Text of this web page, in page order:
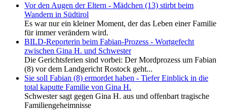
Vor den Augen der Eltern - Mädchen (13) stirbt beim
Wandern in Südtirol
Es war nur ein kleiner Moment, der das Leben einer Familie
für immer verändern wird.
BILD-Reporterin beim Fabian-Prozess - Wortgefecht
zwischen Gina H. und Schwester
Die Gerichtsferien sind vorbei: Der Mordprozess um Fabian
(8) vor dem Landgericht Rostock geht...
Sie soll Fabian (8) ermordet haben - Tiefer Einblick in die
total kaputte Familie von Gina H.
Schwester sagt gegen Gina H. aus und offenbart tragische
Familiengeheimnisse